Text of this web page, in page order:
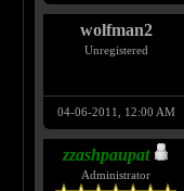
wolfman2
Unregistered
04-06-2011, 12:00 AM
zzashpaupat
Administrator